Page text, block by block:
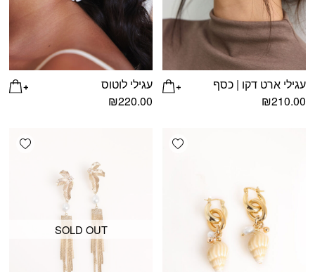
עגילי ארט דקו | כסף
₪210.00
עגילי לוטוס
₪220.00
Add wishlist
SOLD OUT